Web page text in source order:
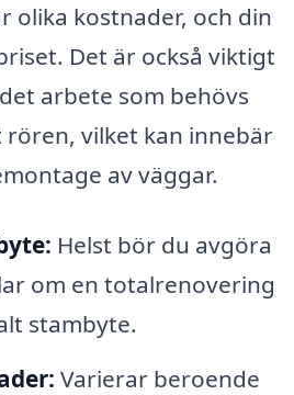
olika kostnader, och din
Det är också viktigt
arbete som behövs
vilket kan innebär
av väggar.
Helst bör du avgöra
om en totalrenovering
stambyte.
Varierar beroende